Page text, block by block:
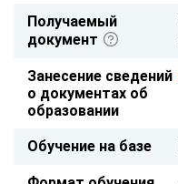
Получаемый
документ
Занесение сведений
о документах об
образовании
Обучение на базе